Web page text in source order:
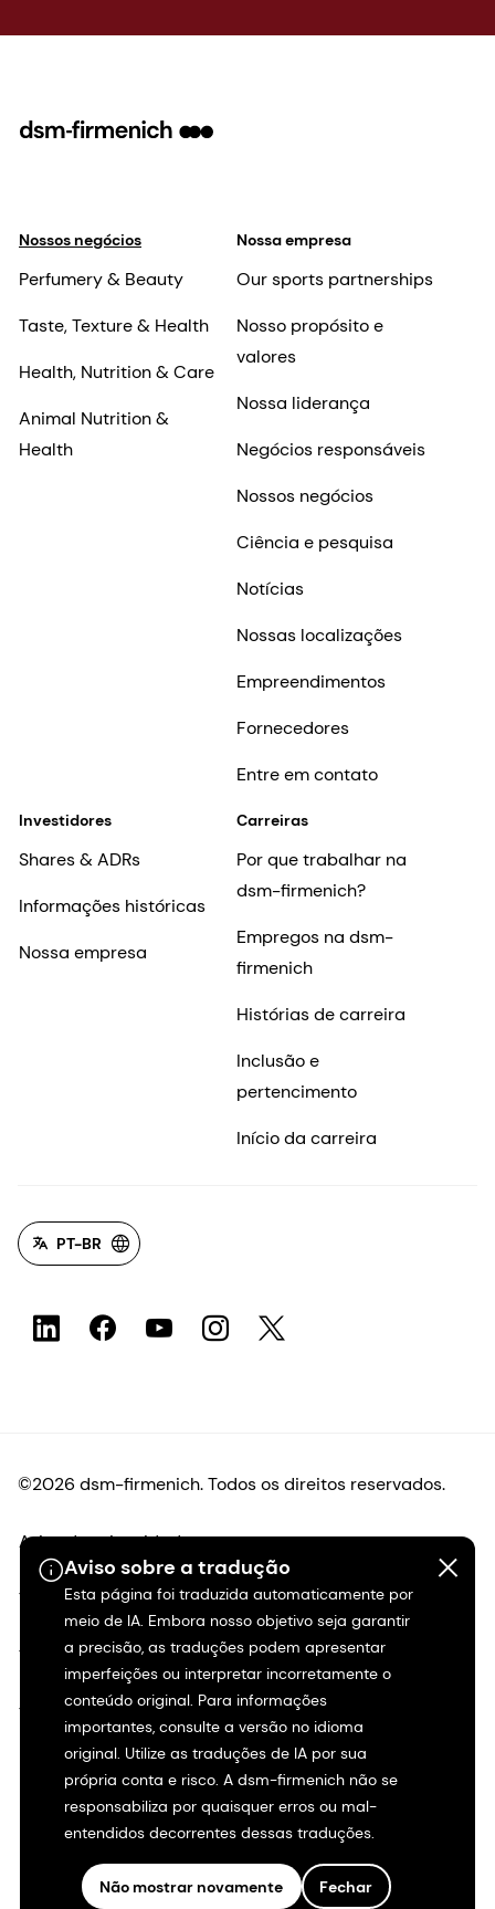
Aviso sobre a tradução
Esta página foi traduzida automaticamente por
meio de IA. Embora nosso objetivo seja garantir
a precisão, as traduções podem apresentar
imperfeições ou interpretar incorretamente o
conteúdo original. Para informações
importantes, consulte a versão no idioma
original. Utilize as traduções de IA por sua
própria conta e risco. A dsm-firmenich não se
responsabiliza por quaisquer erros ou mal-
entendidos decorrentes dessas traduções.
Não mostrar novamente Fechar
Nossos negócios
Perfumery & Beauty
Taste, Texture & Health
Health, Nutrition & Care
Animal Nutrition &
Health
Nossa empresa
Our sports partnerships
Nosso propósito e
valores
Nossa liderança
Negócios responsáveis
Nossos negócios
Ciência e pesquisa
Notícias
Nossas localizações
Empreendimentos
Fornecedores
Entre em contato
Investidores
Shares & ADRs
Informações históricas
Nossa empresa
Carreiras
Por que trabalhar na
dsm-firmenich?
Empregos na dsm-
firmenich
Histórias de carreira
Inclusão e
pertencimento
Início da carreira
PT-BR
©2026 dsm-firmenich. Todos os direitos reservados.
Aviso de privacidade
Termos de uso
Termos e condições
Transparência na Califórnia
Declaração de acessibilidade
Informações legais
Mapa do site